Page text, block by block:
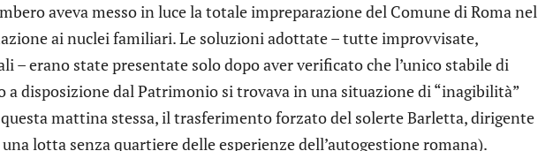
aveva messo in luce la totale impreparazione del Comune di Roma nel
ai nuclei familiari. Le soluzioni adottate – tutte improvvisate,
– erano state presentate solo dopo aver verificato che l’unico stabile di
a disposizione dal Patrimonio si trovava in una situazione di “inagibilità”
mattina stessa, il trasferimento forzato del solerte Barletta, dirigente
lotta senza quartiere delle esperienze dell’autogestione romana).